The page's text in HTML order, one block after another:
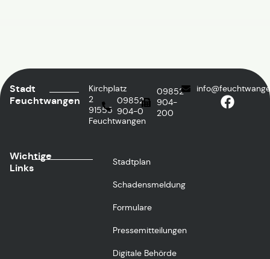
Stadt
Feuchtwangen
Kirchplatz
2
91555
Feuchtwangen
09852
904-0
09852
904-
200
Wichtige
Links
Stadtplan
Schadensmeldung
Formulare
Pressemitteilungen
Digitale Behörde